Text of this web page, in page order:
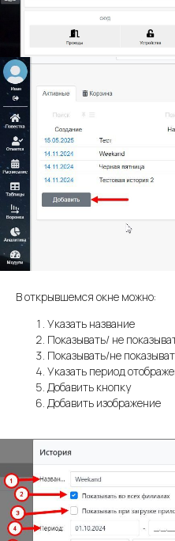
В открывшемся окне можно:
Указать название
Показывать/ не
Показывать/не
Указать период
Добавить кнопку
Добавить изображение